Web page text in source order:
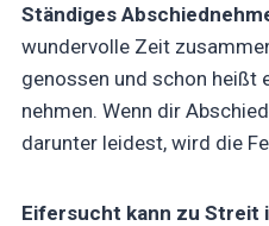
Ständiges
wundervolle Zeit
genossen und schon heißt
nehmen. Wenn dir
darunter leidest, wird die
Eifersucht kann zu Streit